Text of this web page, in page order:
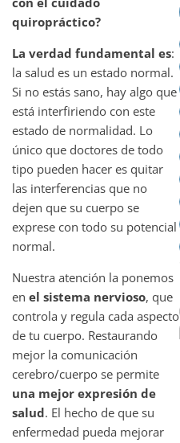
quiropráctico?
La verdad fundamental es:
la salud es un estado normal.
Si no estás sano, hay algo que
está interfiriendo con este
estado de normalidad. Lo
único que doctores de todo
tipo pueden hacer es quitar
las interferencias que no
dejen que su cuerpo se
exprese con todo su potencial
normal.
Nuestra atención la ponemos
en el sistema nervioso, que
controla y regula cada aspecto
de tu cuerpo. Restaurando
mejor la comunicación
cerebro/cuerpo se permite
una mejor expresión de
salud. El hecho de que su
enfermedad pueda mejorar